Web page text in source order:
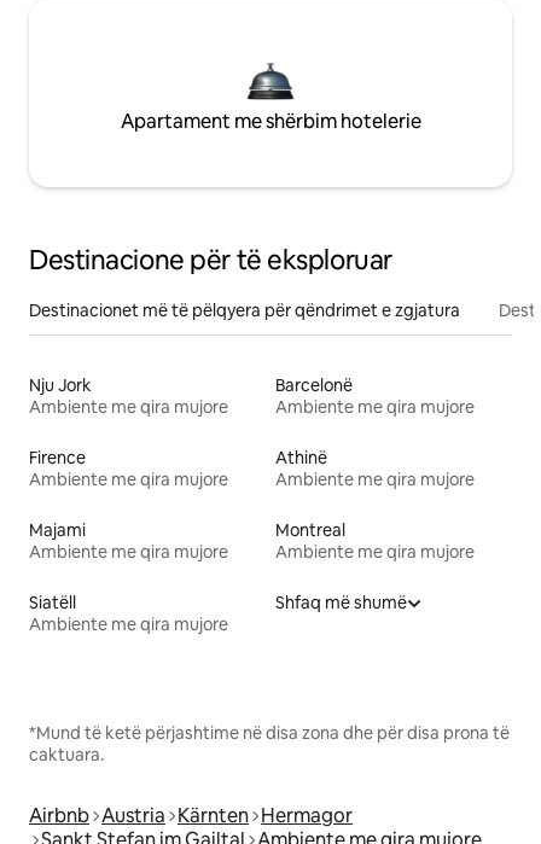
Apartament me shërbim hotelerie
Destinacione për të eksploruar
Destinacionet më të pëlqyera për qëndrimet e zgjatura
Nju Jork
Ambiente me qira mujore
Barcelonë
Ambiente me qira mujore
Firence
Ambiente me qira mujore
Athinë
Ambiente me qira mujore
Majami
Ambiente me qira mujore
Montreal
Ambiente me qira mujore
Siatëll
Ambiente me qira mujore
Shfaq më shumë
*Mund të ketë përjashtime në disa zona dhe për disa prona të
caktuara.
Airbnb Austria Kärnten Hermagor